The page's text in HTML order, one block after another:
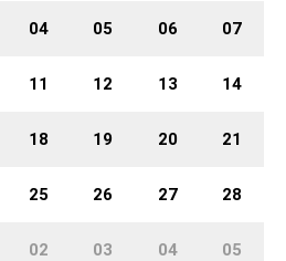
04 05 06 07
11 12 13 14
18 19 20 21
25 26 27 28
02 03 04 05